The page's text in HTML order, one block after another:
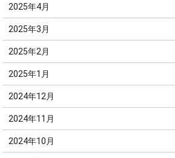
2025年4月
2025年3月
2025年2月
2025年1月
2024年12月
2024年11月
2024年10月